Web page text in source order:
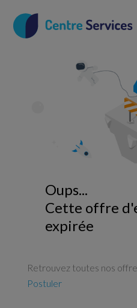
Oups...
Cette offre
expirée
Retrouvez toutes nos
Postuler